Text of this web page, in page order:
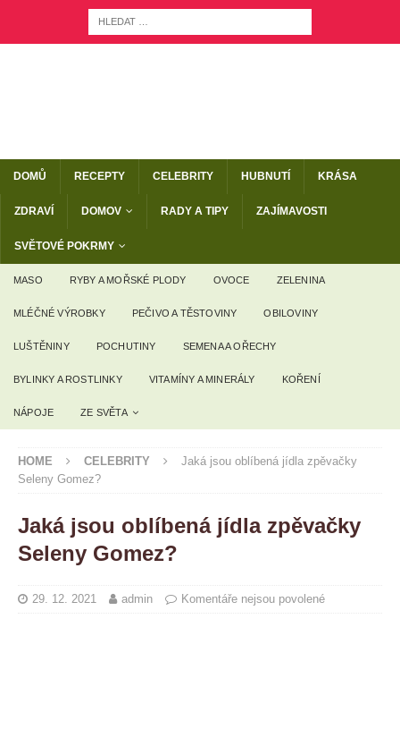
DOMŮ RECEPTY CELEBRITY HUBNUTÍ KRÁSA
ZDRAVÍ DOMOV RADY A TIPY ZAJÍMAVOSTI
SVĚTOVÉ POKRMY
MASO RYBY A MOŘSKÉ PLODY OVOCE ZELENINA
MLÉČNÉ VÝROBKY PEČIVO A TĚSTOVINY OBILOVINY
LUŠTĚNINY POCHUTINY SEMENA A OŘECHY
BYLINKY A ROSTLINKY VITAMÍNY A MINERÁLY KOŘENÍ
NÁPOJE ZE SVĚTA
HOME CELEBRITY
Jaká jsou oblíbená jídla zpěvačky
Seleny Gomez?
Jaká jsou oblíbená jídla zpěvačky
Seleny Gomez?
29. 12. 2021 admin Komentáře nejsou povolené